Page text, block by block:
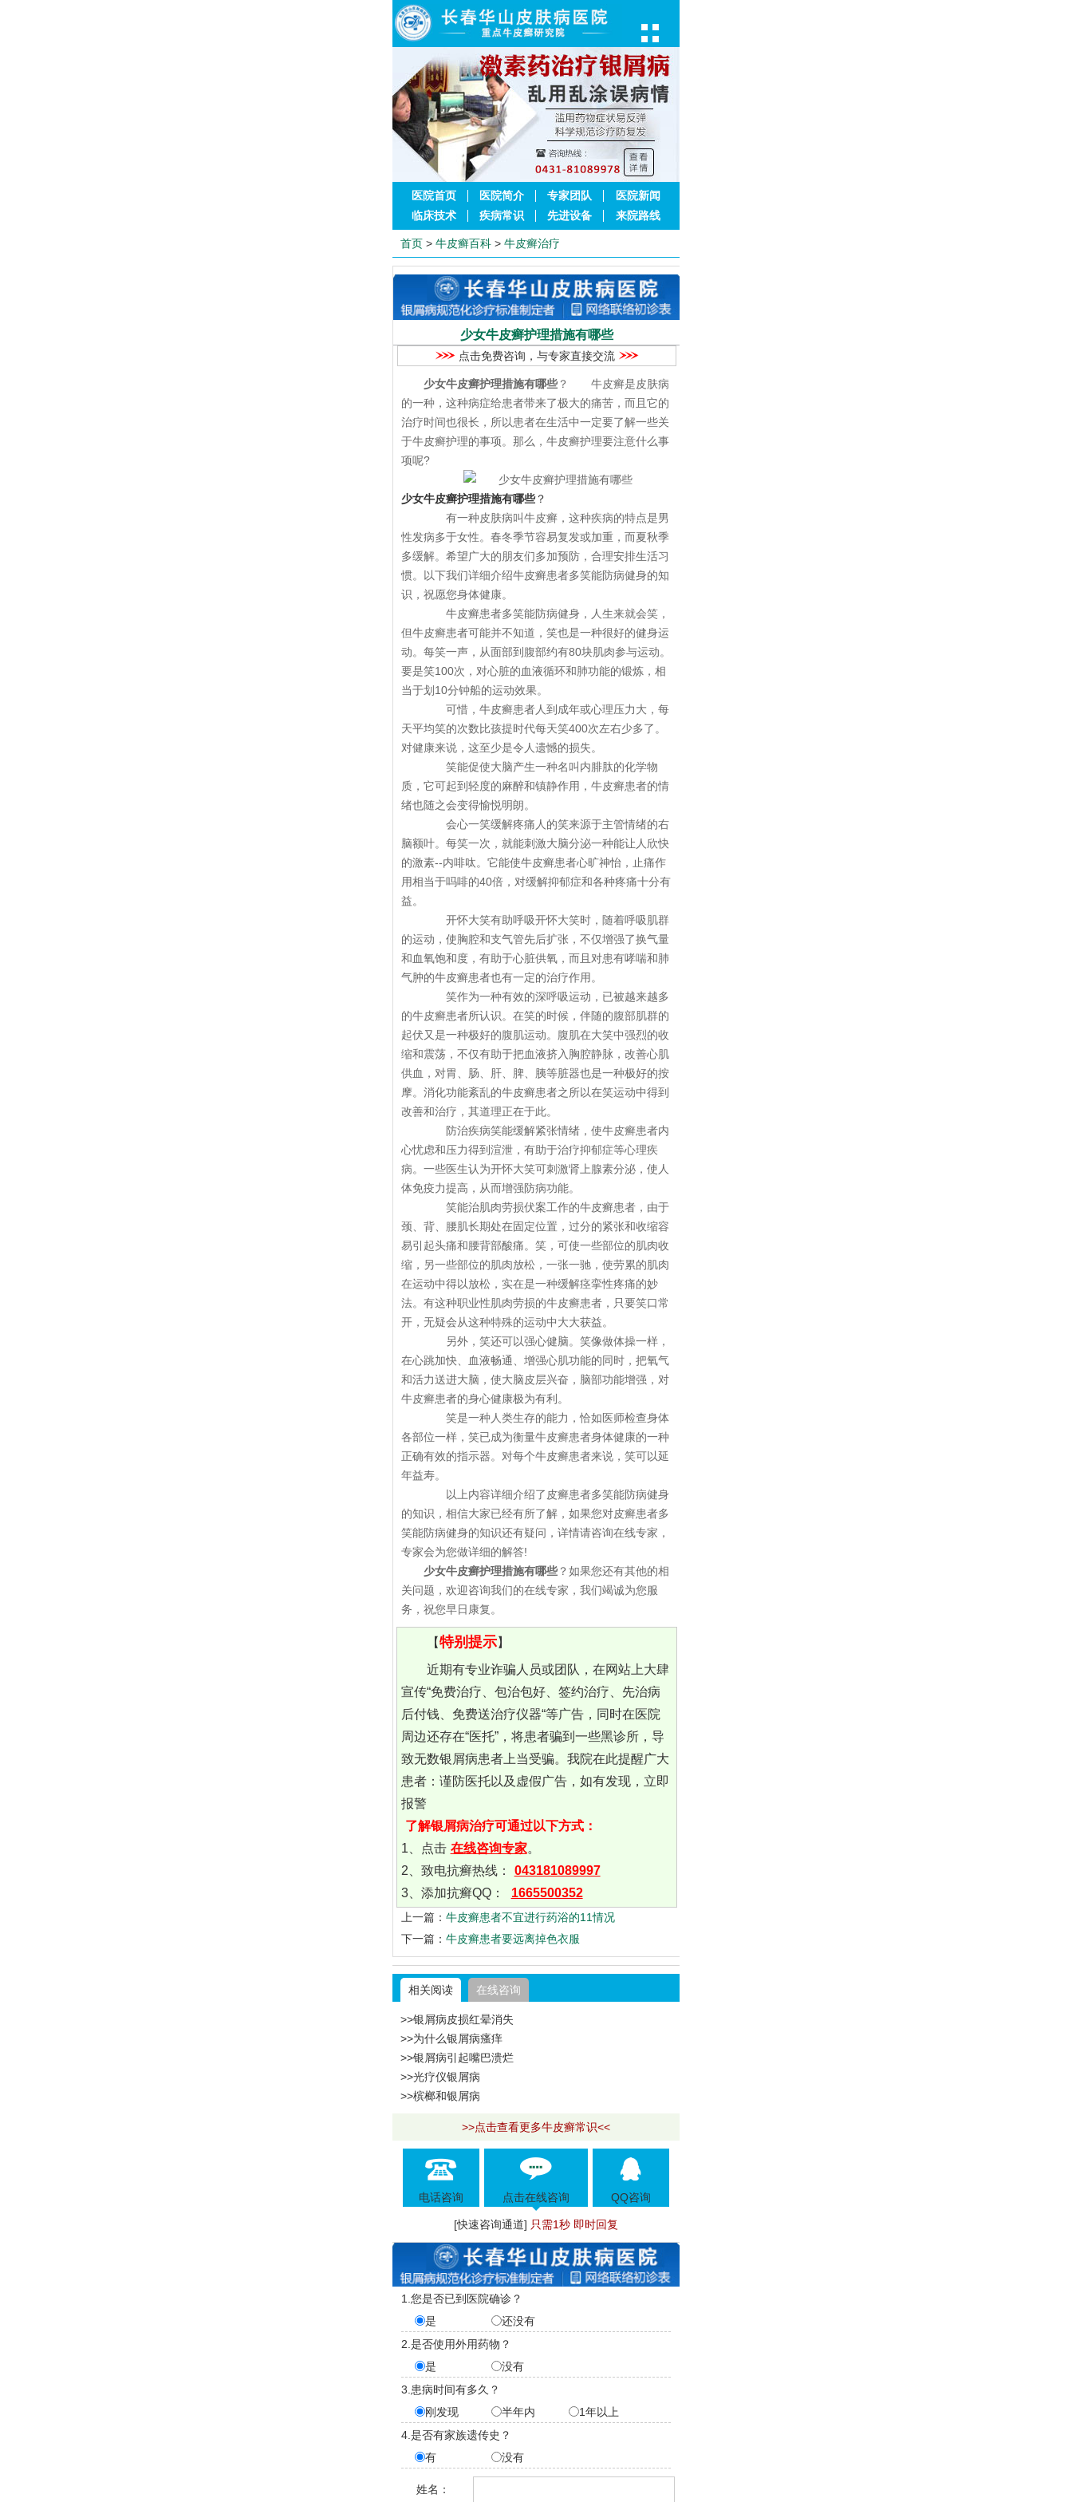
医院首页 医院简介 专家团队
医院新闻
临床技术
疾病常识 先进设备 来院路线
首页 > 牛皮癣百科 > 牛皮癣治疗
少女牛皮癣护理措施有哪些
点击免费咨询，与专家直接交流
少女牛皮癣护理措施有哪些 ？ 牛皮癣是皮肤病
的一种，这种病症给患者带来了极大的痛苦，而且它的
治疗时间也很长，所以患者在生活中一定要了解一些关
于牛皮癣护理的事项。那么，牛皮癣护理要注意什么事
项呢?
少女牛皮癣护理措施有哪些？
有一种皮肤病叫牛皮癣，这种疾病的特点是男
性发病多于女性。春冬季节容易复发或加重，而夏秋季
多缓解。希望广大的朋友们多加预防，合理安排生活习
惯。以下我们详细介绍牛皮癣患者多笑能防病健身的知
识，祝愿您身体健康。
牛皮癣患者多笑能防病健身，人生来就会笑，
但牛皮癣患者可能并不知道，笑也是一种很好的健身运
动。每笑一声，从面部到腹部约有80块肌肉参与运动。
要是笑100次，对心脏的血液循环和肺功能的锻炼，相
当于划10分钟船的运动效果。
可惜，牛皮癣患者人到成年或心理压力大，每
天平均笑的次数比孩提时代每天笑400次左右少多了。
对健康来说，这至少是令人遗憾的损失。
笑能促使大脑产生一种名叫内腓肽的化学物
质，它可起到轻度的麻醉和镇静作用，牛皮癣患者的情
绪也随之会变得愉悦明朗。
会心一笑缓解疼痛人的笑来源于主管情绪的右
脑额叶。每笑一次，就能刺激大脑分泌一种能让人欣快
的激素--内啡呔。它能使牛皮癣患者心旷神怡，止痛作
用相当于吗啡的40倍，对缓解抑郁症和各种疼痛十分有
益。
开怀大笑有助呼吸开怀大笑时，随着呼吸肌群
的运动，使胸腔和支气管先后扩张，不仅增强了换气量
和血氧饱和度，有助于心脏供氧，而且对患有哮喘和肺
气肿的牛皮癣患者也有一定的治疗作用。
笑作为一种有效的深呼吸运动，已被越来越多
的牛皮癣患者所认识。在笑的时候，伴随的腹部肌群的
起伏又是一种极好的腹肌运动。腹肌在大笑中强烈的收
缩和震荡，不仅有助于把血液挤入胸腔静脉，改善心肌
供血，对胃、肠、肝、脾、胰等脏器也是一种极好的按
摩。消化功能紊乱的牛皮癣患者之所以在笑运动中得到
改善和治疗，其道理正在于此。
防治疾病笑能缓解紧张情绪，使牛皮癣患者内
心忧虑和压力得到渲泄，有助于治疗抑郁症等心理疾
病。一些医生认为开怀大笑可刺激肾上腺素分泌，使人
体免疫力提高，从而增强防病功能。
笑能治肌肉劳损伏案工作的牛皮癣患者，由于
颈、背、腰肌长期处在固定位置，过分的紧张和收缩容
易引起头痛和腰背部酸痛。笑，可使一些部位的肌肉收
缩，另一些部位的肌肉放松，一张一驰，使劳累的肌肉
在运动中得以放松，实在是一种缓解痉挛性疼痛的妙
法。有这种职业性肌肉劳损的牛皮癣患者，只要笑口常
开，无疑会从这种特殊的运动中大大获益。
另外，笑还可以强心健脑。笑像做体操一样，
在心跳加快、血液畅通、增强心肌功能的同时，把氧气
和活力送进大脑，使大脑皮层兴奋，脑部功能增强，对
牛皮癣患者的身心健康极为有利。
笑是一种人类生存的能力，恰如医师检查身体
各部位一样，笑已成为衡量牛皮癣患者身体健康的一种
正确有效的指示器。对每个牛皮癣患者来说，笑可以延
年益寿。
以上内容详细介绍了皮癣患者多笑能防病健身
的知识，相信大家已经有所了解，如果您对皮癣患者多
笑能防病健身的知识还有疑问，详情请咨询在线专家，
专家会为您做详细的解答!
少女牛皮癣护理措施有哪些 ？如果您还有其他的相
关问题，欢迎咨询我们的在线专家，我们竭诚为您服
务，祝您早日康复。
【特别提示】
近期有专业诈骗人员或团队，在网站上大肆
宣传“免费治疗、包治包好、签约治疗、先治病
后付钱、免费送治疗仪器“等广告，同时在医院
周边还存在“医托”，将患者骗到一些黑诊所，导
致无数银屑病患者上当受骗。我院在此提醒广大
患者：谨防医托以及虚假广告，如有发现，立即
报警
了解银屑病治疗可通过以下方式：
1、点击 在线咨询专家。
2、致电抗癣热线：
043181089997
3、添加抗癣QQ：
1665500352
上一篇： 牛皮癣患者不宜进行药浴的11情况
下一篇： 牛皮癣患者要远离掉色衣服
相关阅读 在线咨询
>>银屑病皮损红晕消失
>>为什么银屑病瘙痒
>>银屑病引起嘴巴溃烂
>>光疗仪银屑病
>>槟榔和银屑病
>>点击查看更多牛皮癣常识<<
电话咨询 点击在线咨询 QQ咨询
[快速咨询通道] 只需1秒 即时回复
1.您是否已到医院确诊？
是
还没有
2.是否使用外用药物？
是
没有
3.患病时间有多久？
刚发现
半年内
1年以上
4.是否有家族遗传史？
有
没有
姓名：